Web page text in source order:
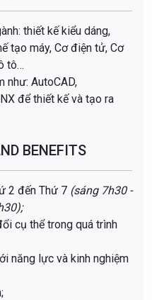
thiết kế kiểu dáng,
tạo máy, Cơ điện tử, Cơ
tô…
như: AutoCAD,
để thiết kế và tạo ra
BENEFITS
2 đến Thứ 7 (sáng 7h30 -
cụ thể trong quá trình
năng lực và kinh nghiệm